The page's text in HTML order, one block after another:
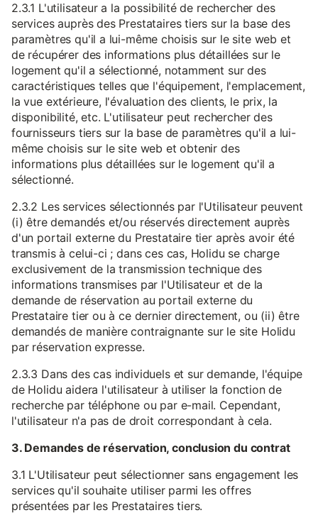
2.3.1 L'utilisateur a la possibilité de rechercher des
services auprès des Prestataires tiers sur la base des
paramètres qu'il a lui-même choisis sur le site web et
de récupérer des informations plus détaillées sur le
logement qu'il a sélectionné, notamment sur des
caractéristiques telles que l'équipement, l'emplacement,
la vue extérieure, l'évaluation des clients, le prix, la
disponibilité, etc. L'utilisateur peut rechercher des
fournisseurs tiers sur la base de paramètres qu'il a lui-
même choisis sur le site web et obtenir des
informations plus détaillées sur le logement qu'il a
sélectionné.
2.3.2 Les services sélectionnés par l'Utilisateur peuvent
(i) être demandés et/ou réservés directement auprès
d'un portail externe du Prestataire tier après avoir été
transmis à celui-ci ; dans ces cas, Holidu se charge
exclusivement de la transmission technique des
informations transmises par l'Utilisateur et de la
demande de réservation au portail externe du
Prestataire tier ou à ce dernier directement, ou (ii) être
demandés de manière contraignante sur le site Holidu
par réservation expresse.
2.3.3 Dans des cas individuels et sur demande, l'équipe
de Holidu aidera l'utilisateur à utiliser la fonction de
recherche par téléphone ou par e-mail. Cependant,
l'utilisateur n'a pas de droit correspondant à cela.
3. Demandes de réservation, conclusion du contrat
3.1 L'Utilisateur peut sélectionner sans engagement les
services qu'il souhaite utiliser parmi les offres
présentées par les Prestataires tiers.